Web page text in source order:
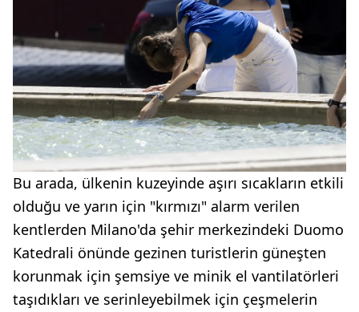
Bu arada, ülkenin kuzeyinde aşırı sıcakların etkili
olduğu ve yarın için "kırmızı" alarm verilen
kentlerden Milano'da şehir merkezindeki Duomo
Katedrali önünde gezinen turistlerin güneşten
korunmak için şemsiye ve minik el vantilatörleri
taşıdıkları ve serinleyebilmek için çeşmelerin